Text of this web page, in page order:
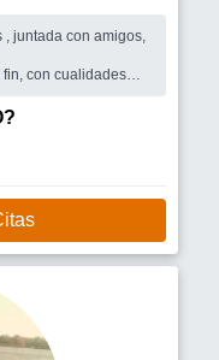
, juntada con amigos,
con cualidades